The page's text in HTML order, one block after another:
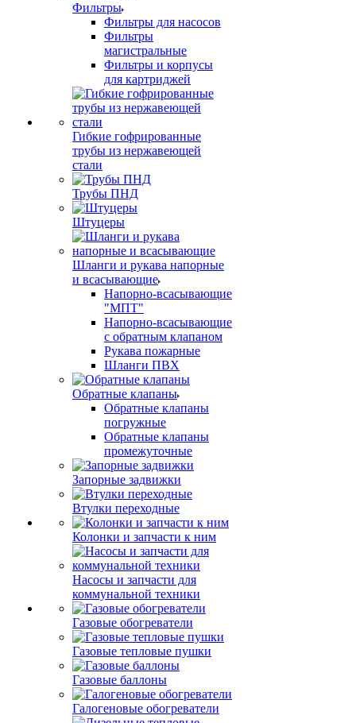
Фильтры
Фильтры для насосов
Фильтры
магистральные
Фильтры и корпусы
для картриджей
Гибкие гофрированные
трубы из нержавеющей
стали
Трубы ПНД
Штуцеры
Шланги и рукава напорные
и всасывающие
Напорно-всасывающие
"МПТ"
Напорно-всасывающие
с обратным клапаном
Рукава пожарные
Шланги ПВХ
Обратные клапаны
Обратные клапаны
погружные
Обратные клапаны
промежуточные
Запорные задвижки
Втулки переходные
Колонки и запчасти к ним
Насосы и запчасти для
коммунальной техники
Газовые обогреватели
Газовые тепловые пушки
Газовые баллоны
Галогеновые обогреватели